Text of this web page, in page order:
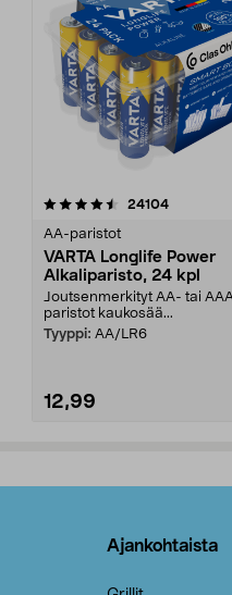
24104arvostelut
AA-paristot
VARTA Longlife Power
Alkaliparisto, 24 kpl
Joutsenmerkityt AA- tai
paristot kaukosää...
Tyyppi: AA/LR6
12,99
4.5viidestä
Ajankohtaista